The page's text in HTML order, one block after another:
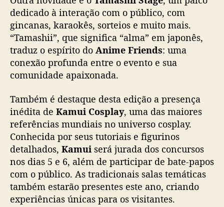
s
n
o
m
e
u
l
t
u
r
a
o
p
a
dedicado à interação com o público, com
gincanas, karaokês, sorteios e muito mais.
“Tamashii”, que significa “alma” em japonês,
traduz o espírito do Anime Friends: uma
conexão profunda entre o evento e sua
comunidade apaixonada.
Também é destaque desta edição a presença
inédita de Kamui Cosplay, uma das maiores
referências mundiais no universo cosplay.
Conhecida por seus tutoriais e figurinos
detalhados, Kamui será jurada dos concursos
nos dias 5 e 6, além de participar de bate-papos
com o público. As tradicionais salas temáticas
também estarão presentes este ano, criando
experiências únicas para os visitantes.